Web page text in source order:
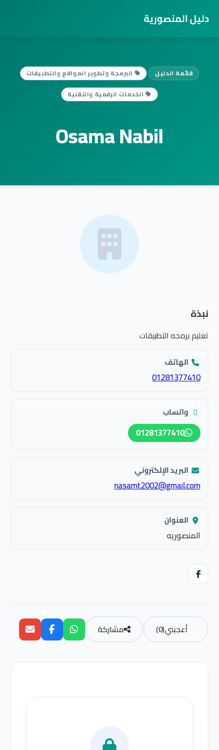
دليل المنصورية
قائمة الدليل
البرمجة وتطوير المواقع والتطبيقات
الخدمات الرقمية والتقنية
Osama Nabil
نبذة
تعليم برمجه التطبيقات
الهاتف
01281377410
واتساب
01281377410
البريد الإلكتروني
nasamt2002@gmail.com
العنوان
المنصوريه
أعجبني(
0
) مشاركة